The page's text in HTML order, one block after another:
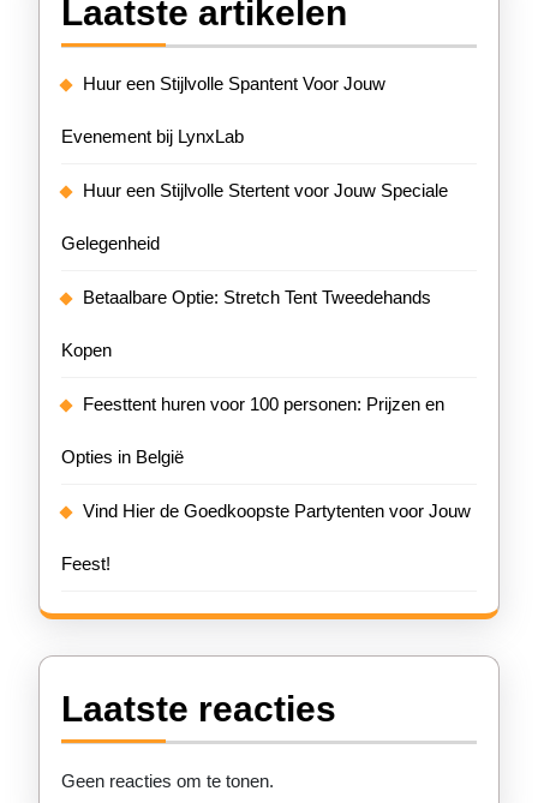
Laatste artikelen
Huur een Stijlvolle Spantent Voor Jouw
Evenement bij LynxLab
Huur een Stijlvolle Stertent voor Jouw Speciale
Gelegenheid
Betaalbare Optie: Stretch Tent Tweedehands
Kopen
Feesttent huren voor 100 personen: Prijzen en
Opties in België
Vind Hier de Goedkoopste Partytenten voor Jouw
Feest!
Laatste reacties
Geen reacties om te tonen.